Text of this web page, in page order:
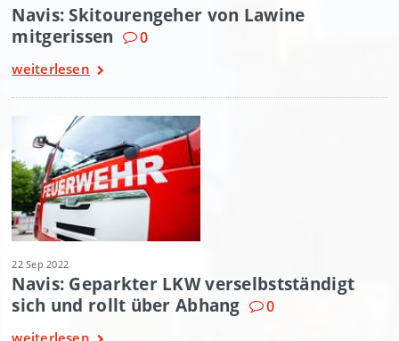
Navis: Skitourengeher von Lawine
mitgerissen
0
weiterlesen
22 Sep 2022
Navis: Geparkter LKW verselbstständigt
sich und rollt über Abhang
0
weiterlesen